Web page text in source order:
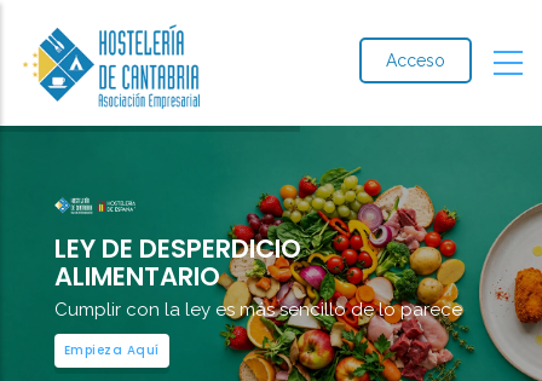
Acceso
LEY DE DESPERDICIO
ALIMENTARIO
Cumplir con la ley es más sencillo de lo parece
Empieza Aquí